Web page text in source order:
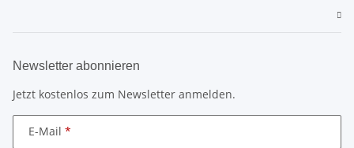
Newsletter abonnieren
Jetzt kostenlos zum Newsletter anmelden.
E-Mail